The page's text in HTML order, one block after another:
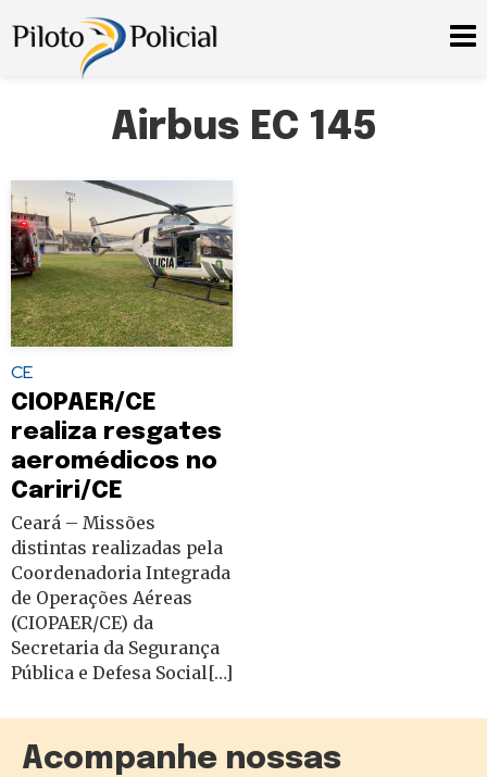
Airbus EC 145
CE
CIOPAER/CE
realiza resgates
aeromédicos no
Cariri/CE
Ceará – Missões
distintas realizadas pela
Coordenadoria Integrada
de Operações Aéreas
(CIOPAER/CE) da
Secretaria da Segurança
Pública e Defesa Social[…]
Acompanhe nossas